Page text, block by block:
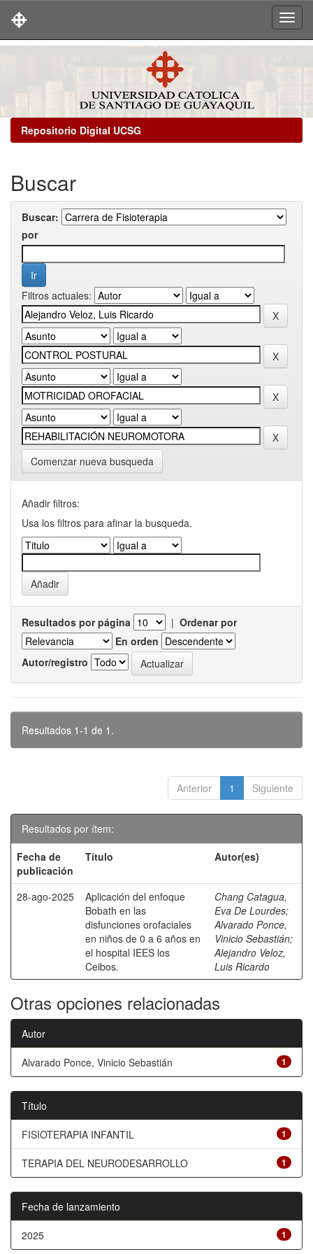
Repositorio Digital UCSG
Buscar
Buscar:
por
Filtros actuales:
Comenzar nueva busqueda
Añadir filtros:
Usa los filtros para afinar la busqueda.
Resultados por página | Ordenar por
En orden
Autor/registro
Resultados 1-1 de 1.
Anterior 1 Siguiente
Resultados por ítem:
Fecha de
publicación
Título Autor(es)
28-ago-2025
Aplicación del enfoque
Bobath en las
disfunciones orofaciales
en niños de 0 a 6 años en
el hospital IEES los
Ceibos.
Chang Catagua,
Eva De Lourdes;
Alvarado Ponce,
Vinicio Sebastián;
Alejandro Veloz,
Luis Ricardo
Otras opciones relacionadas
Autor
1
Alvarado Ponce, Vinicio Sebastián
Título
1
FISIOTERAPIA INFANTIL
1
TERAPIA DEL NEURODESARROLLO
Fecha de lanzamiento
1
2025